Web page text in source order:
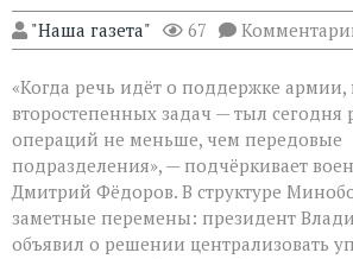
"Наша газета" 67
«Когда речь идёт о поддержке армии,
второстепенных задач — тыл сегодня
операций не меньше, чем передовые
подразделения», — подчёркивает
Дмитрий Фёдоров. В структуре
заметные перемены: президент
объявил о решении централизовать